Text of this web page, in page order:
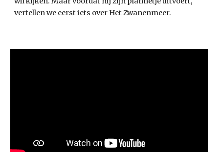
vertellen we eerst iets over Het Zwanenmeer.